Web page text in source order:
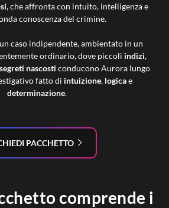
, che affronta con intuito, intelligenza e
conoscenza del crimine.
caso indipendente, ambientato in un
ordinario, dove piccoli indizi,
segreti nascosti conducono Aurora lungo
fatto di intuizione, logicae
determinazione.
PACCHETTO
comprende i